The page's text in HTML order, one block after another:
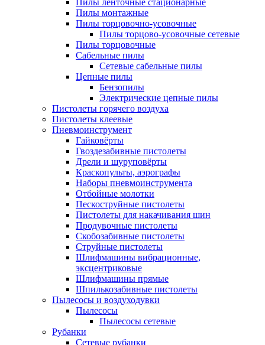
Пилы ленточные стационарные
Пилы монтажные
Пилы торцовочно-усовочные
Пилы торцово-усовочные сетевые
Пилы торцовочные
Сабельные пилы
Сетевые сабельные пилы
Цепные пилы
Бензопилы
Электрические цепные пилы
Пистолеты горячего воздуха
Пистолеты клеевые
Пневмоинструмент
Гайковёрты
Гвоздезабивные пистолеты
Дрели и шуруповёрты
Краскопульты, аэрографы
Наборы пневмоинструмента
Отбойные молотки
Пескоструйные пистолеты
Пистолеты для накачивания шин
Продувочные пистолеты
Скобозабивные пистолеты
Струйные пистолеты
Шлифмашины вибрационные,
эксцентриковые
Шлифмашины прямые
Шпилькозабивные пистолеты
Пылесосы и воздуходувки
Пылесосы
Пылесосы сетевые
Рубанки
Сетевые рубанки